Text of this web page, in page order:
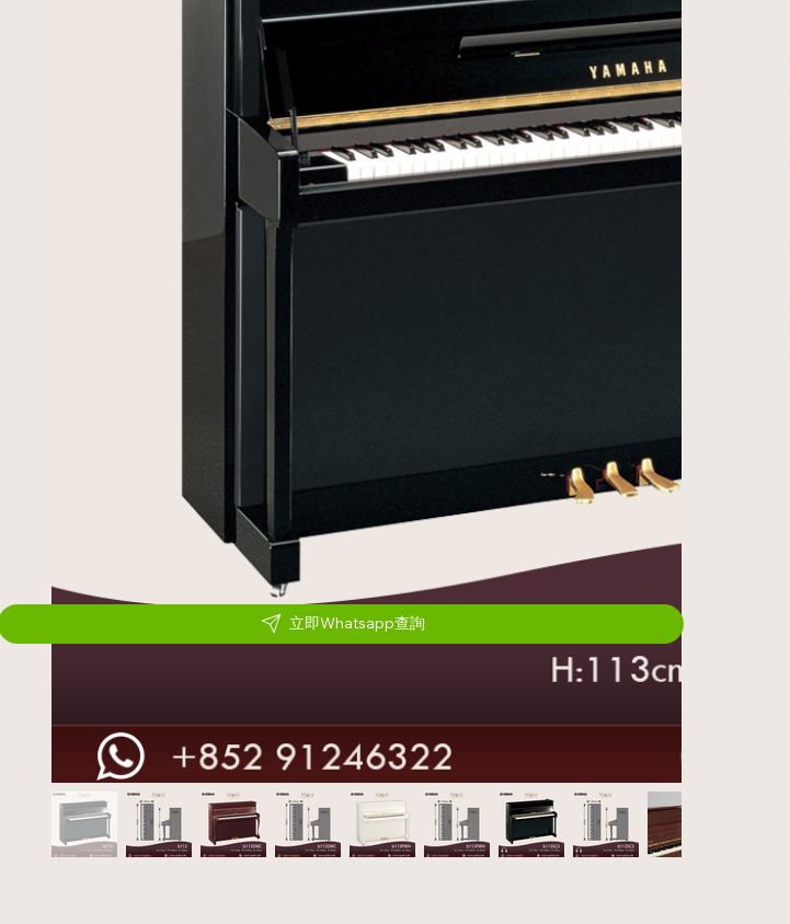
立即Whatsapp查詢